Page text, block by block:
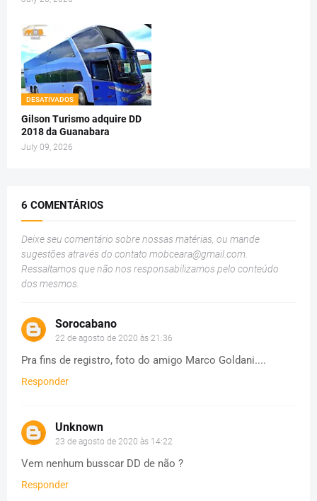
DESATIVADOS
Gilson Turismo adquire DD
2018 da Guanabara
July 09, 2026
6 COMENTÁRIOS
Deixe seu comentário sobre nossas matérias, ou mande
sugestões através do contato mobceara@gmail.com.
Ressaltamos que não nos responsabilizamos pelo conteúdo
dos mesmos.
Sorocabano
22 de agosto de 2020 às 21:36
Pra fins de registro, foto do amigo Marco Goldani....
Responder
Unknown
23 de agosto de 2020 às 14:22
Vem nenhum busscar DD de não ?
Responder